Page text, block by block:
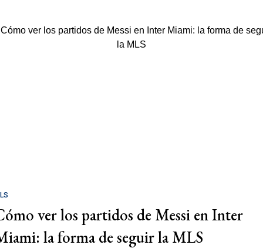
ver los partidos de Messi en Inter
la forma de seguir la MLS